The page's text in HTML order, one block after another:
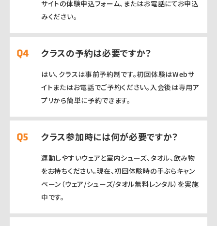
サイトの体験申込フォーム、またはお電話にてお申込
みください。
クラスの予約は必要ですか？
はい、クラスは事前予約制です。初回体験はWebサ
イトまたはお電話でご予約ください。入会後は専用ア
プリから簡単に予約できます。
クラス参加時には何が必要ですか？
運動しやすいウェアと室内シューズ、タオル、飲み物
をお持ちください。現在、初回体験時の手ぶらキャン
ペーン（ウェア/シューズ/タオル無料レンタル）を実施
中です。